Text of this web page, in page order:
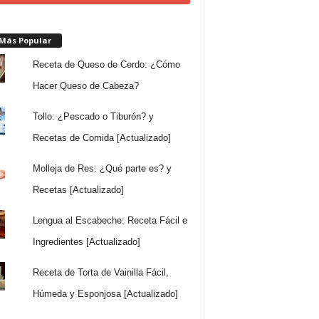
Popular
Receta de Queso de Cerdo: ¿Cómo
Hacer Queso de Cabeza?
Tollo: ¿Pescado o Tiburón? y
Recetas de Comida [Actualizado]
Molleja de Res: ¿Qué parte es? y
Recetas [Actualizado]
Lengua al Escabeche: Receta Fácil e
Ingredientes [Actualizado]
Receta de Torta de Vainilla Fácil,
Húmeda y Esponjosa [Actualizado]